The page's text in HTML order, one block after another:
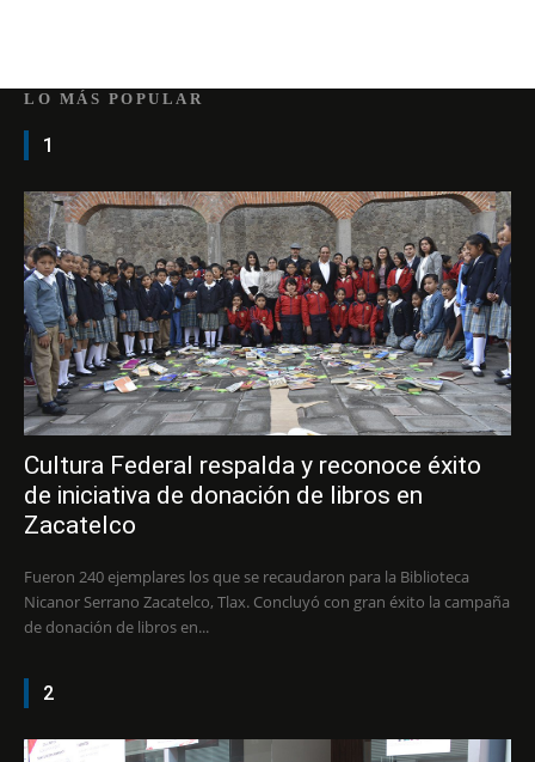
LO MÁS POPULAR
1
Cultura Federal respalda y reconoce éxito
de iniciativa de donación de libros en
Zacatelco
Fueron 240 ejemplares los que se recaudaron para la Biblioteca
Nicanor Serrano Zacatelco, Tlax. Concluyó con gran éxito la campaña
de donación de libros en...
2